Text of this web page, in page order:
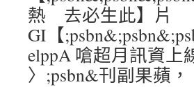
熱 去必生此】片
GI【
elppA 嗆超月訊資上
〉;psbn&刊副果蘋，